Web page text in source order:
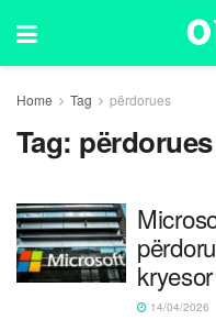
Home Tag përdorues
Tag: përdorues
kryesor
14/04/2026